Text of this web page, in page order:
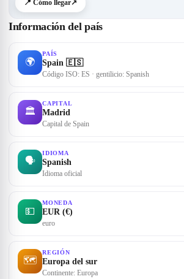
📍 Cómo llegar↗
Información del país
🌍
PAÍS
Spain 🇪🇸
Código ISO: ES · gentilicio: Spanish
🏛
CAPITAL
Madrid
Capital de Spain
🗣
IDIOMA
Spanish
Idioma oficial
💵
MONEDA
EUR (€)
euro
🗺
REGIÓN
Europa del sur
Continente: Europa